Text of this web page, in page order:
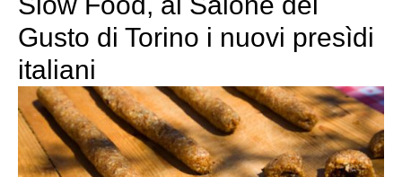
Gusto di Torino i nuovi presìdi
italiani